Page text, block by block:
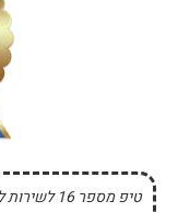
טיפ מספר 16 לשירות לקוחות טוב יותר: